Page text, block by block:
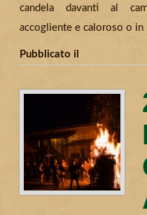
candela davanti al
accogliente e caloroso o in
Pubblicato il